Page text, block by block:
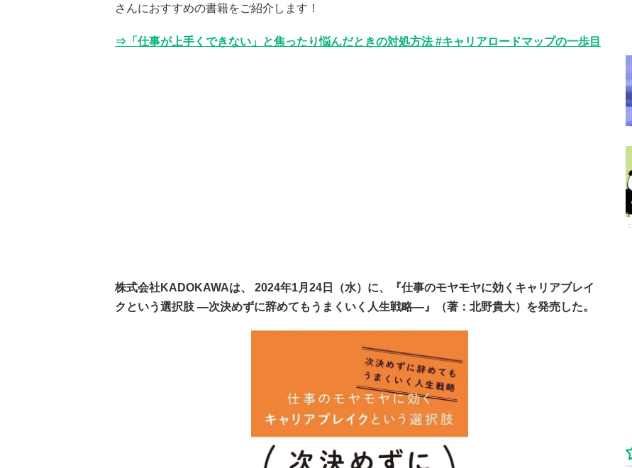
さんにおすすめの書籍をご紹介します！
⇒「仕事が上手くできない」と焦ったり悩んだときの対処方法 #キャリアロードマップの一歩目
株式会社KADOKAWAは、 2024年1月24日（水）に、『仕事のモヤモヤに効くキャリアブレイ
クという選択肢 ―次決めずに辞めてもうまくいく人生戦略―』（著：北野貴大）を発売した。